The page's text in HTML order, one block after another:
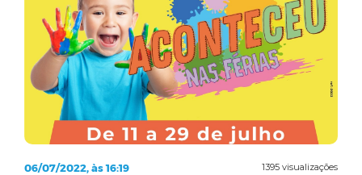
1395 visualizações
06/07/2022, às 16:19